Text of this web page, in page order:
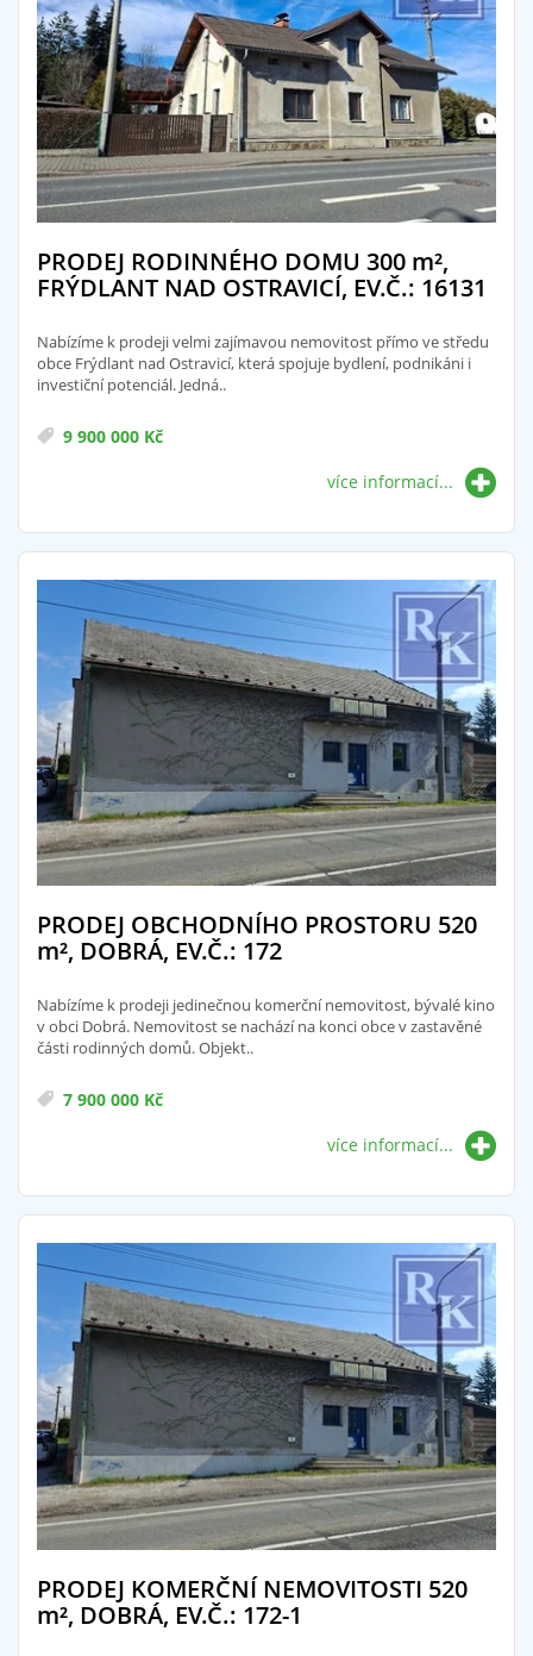
PRODEJ RODINNÉHO DOMU 300 m²,
FRÝDLANT NAD OSTRAVICÍ, EV.Č.: 16131
Nabízíme k prodeji velmi zajímavou nemovitost přímo ve středu
obce Frýdlant nad Ostravicí, která spojuje bydlení, podnikáni i
investiční potenciál. Jedná..
9 900 000 Kč
více informací...
PRODEJ OBCHODNÍHO PROSTORU 520
m², DOBRÁ, EV.Č.: 172
Nabízíme k prodeji jedinečnou komerční nemovitost, bývalé kino
v obci Dobrá. Nemovitost se nachází na konci obce v zastavěné
části rodinných domů. Objekt..
7 900 000 Kč
více informací...
PRODEJ KOMERČNÍ NEMOVITOSTI 520
m², DOBRÁ, EV.Č.: 172-1